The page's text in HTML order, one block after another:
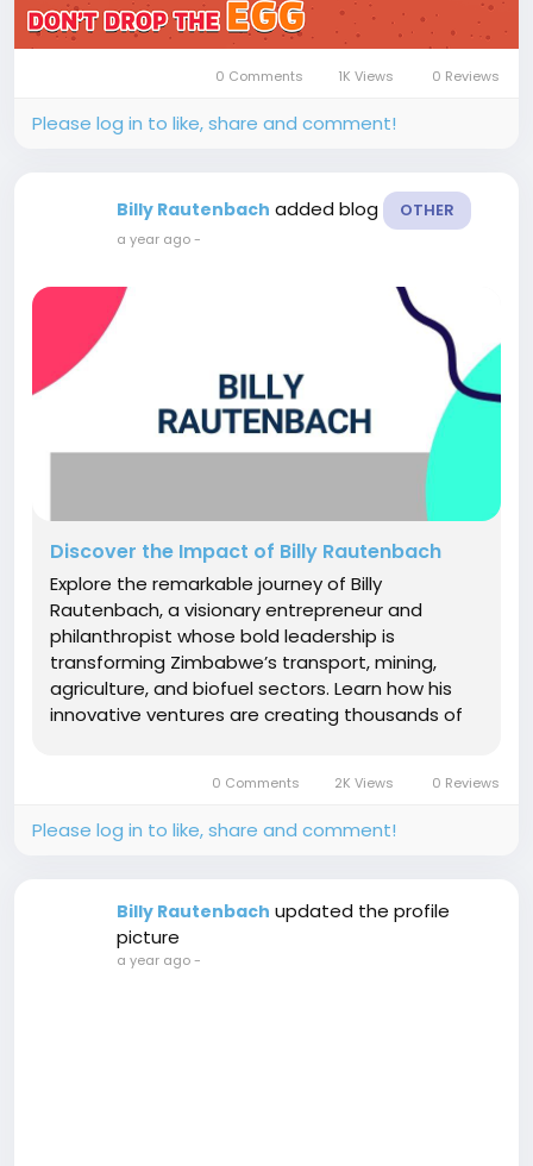
0 Comments 1K Views 0 Reviews
Please log in to like, share and comment!
Billy Rautenbach added blog OTHER
a year ago-
Discover the Impact of Billy Rautenbach
Explore the remarkable journey of Billy
Rautenbach, a visionary entrepreneur and
philanthropist whose bold leadership is
transforming Zimbabwe’s transport, mining,
agriculture, and biofuel sectors. Learn how his
innovative ventures are creating thousands of
inspired by his commitment to homegrown...
0 Comments 2K Views 0 Reviews
Please log in to like, share and comment!
Billy Rautenbach updated the profile
picture
a year ago-